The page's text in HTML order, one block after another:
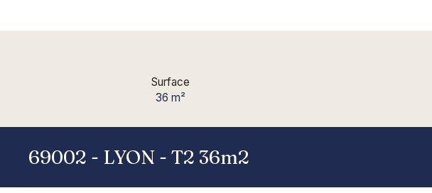
Surface
36m²
69002 - LYON - T2 36m2